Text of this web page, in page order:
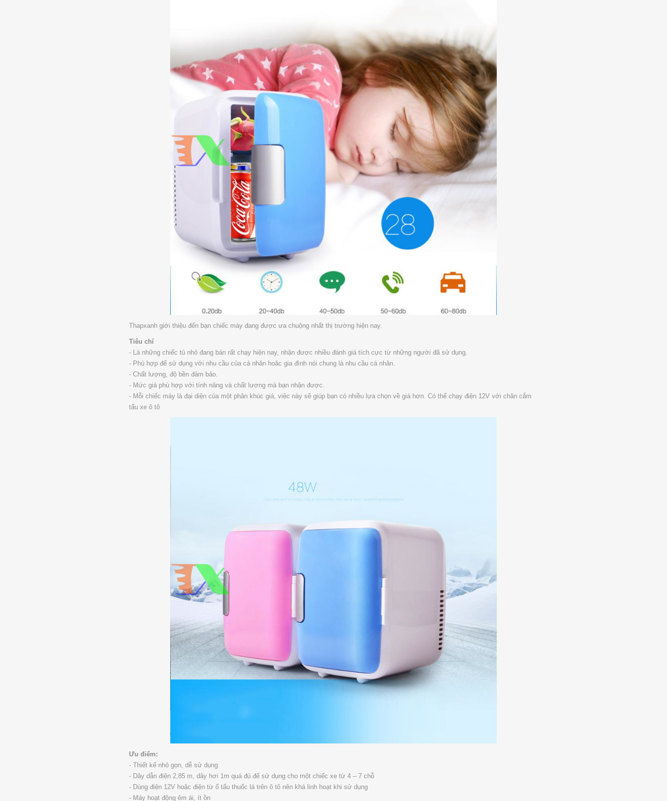
Thapxanh giới thiệu đến bạn chiếc máy đang được ưa chuộng nhất thị trường hiện nay.
Tiêu chí
- Là những chiếc tủ nhỏ đang bán rất chạy hiện nay, nhận được nhiều đánh giá tích cực từ những người đã sử dụng.
- Phù hợp để sử dụng với nhu cầu của cá nhân hoăc gia đình nói chung là nhu cầu cá nhân.
- Chất lượng, độ bền đảm bảo.
- Mức giá phù hợp với tính năng và chất lượng mà bạn nhận được.
- Mỗi chiếc máy là đại diện của một phân khúc giá, việc này sẽ giúp bạn có nhiều lựa chọn về giá hơn. Có thể chạy điện 12V với chân cắm
tẩu xe ô tô
Ưu điểm:
- Thiết kế nhỏ gọn, dễ sử dụng
- Dây dẫn điện 2,85 m, dây hơi 1m quá đủ để sử dụng cho một chiếc xe từ 4 – 7 chỗ
- Dùng điện 12V hoặc điện từ ổ tẩu thuốc lá trên ô tô nên khá linh hoạt khi sử dụng
- Máy hoạt động êm ái, ít ồn